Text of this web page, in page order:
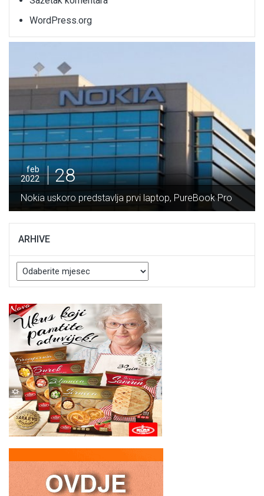
WordPress.org
feb
2022
28
Nokia uskoro predstavlja prvi laptop, PureBook Pro
ARHIVE
Arhive